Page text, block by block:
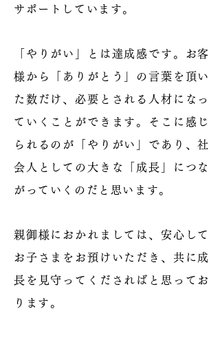
サポートしています。
「やりがい」とは達成感です。お客
様から「ありがとう」の言葉を頂い
た数だけ、必要とされる人材になっ
ていくことができます。そこに感じ
られるのが「やりがい」であり、社
会人としての大きな「成長」につな
がっていくのだと思います。
親御様におかれましては、安心して
お子さまをお預けいただき、共に成
長を見守ってくださればと思ってお
ります。